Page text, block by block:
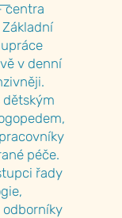
centra
v denní
péče.
řady